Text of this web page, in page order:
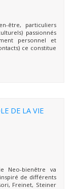
être, particuliers
passionnés
personnel et
ce constitue
DE LA VIE
Neo-bienêtre va
de différents
Freinet, Steiner